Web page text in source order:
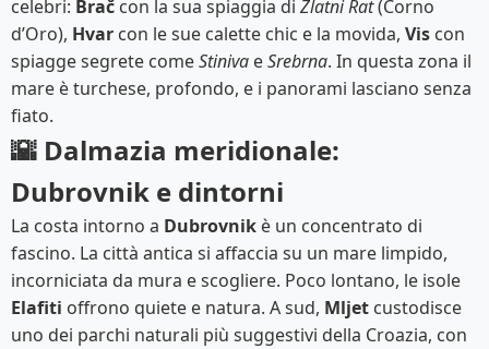
celebri: Brač con la sua spiaggia di Zlatni Rat(Corno
d’Oro), Hvar con le sue calette chic e la movida, Vis con
spiagge segrete comeStiniva eSrebrna. In questa zona il
mare è turchese, profondo, e i panorami lasciano senza
fiato.
🌇 Dalmazia meridionale:
Dubrovnik e dintorni
La costa intorno a Dubrovnik è un concentrato di
fascino. La città antica si affaccia su un mare limpido,
incorniciata da mura e scogliere. Poco lontano, le isole
Elafiti offrono quiete e natura. A sud, Mljet custodisce
uno dei parchi naturali più suggestivi della Croazia, con